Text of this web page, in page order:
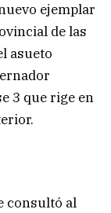
ejemplar
de las
asueto
3 que rige en
consultó al